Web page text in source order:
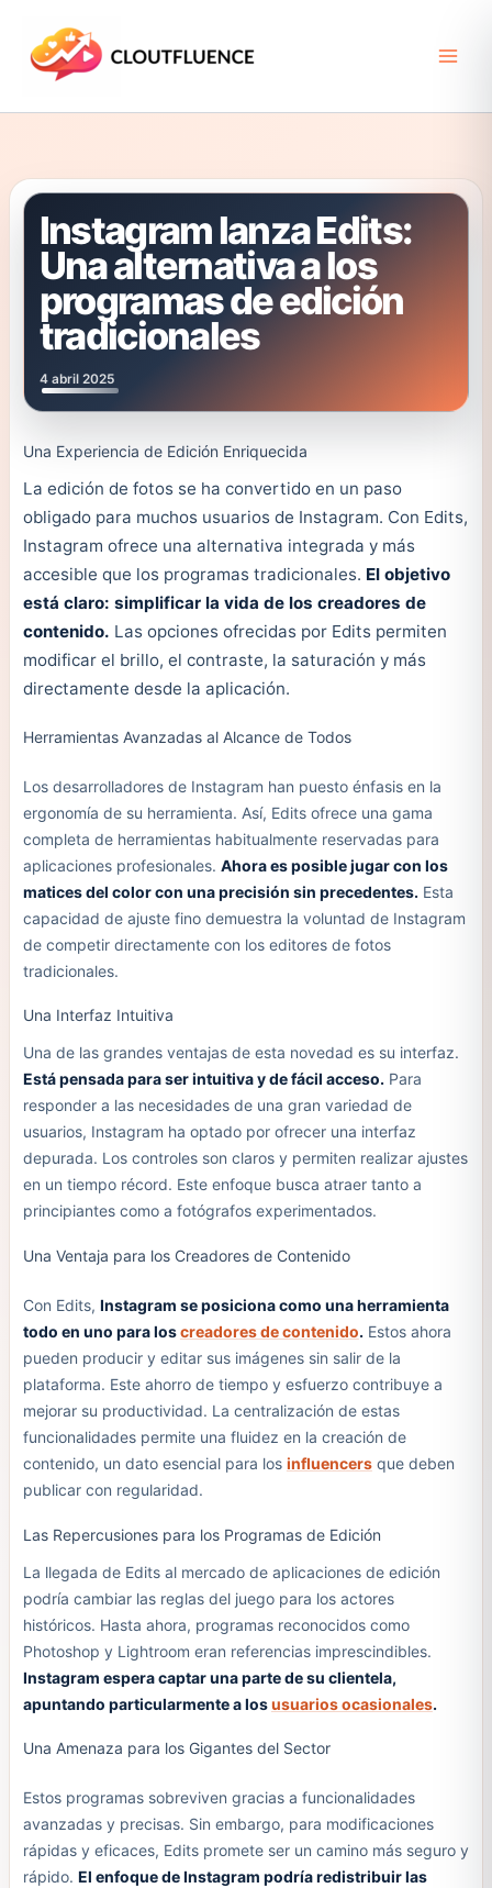
contenido
Instagram lanza Edits:
Una alternativa a los
programas de edición
tradicionales
4 abril 2025
Una Experiencia de Edición Enriquecida
La edición de fotos se ha convertido en un paso
obligado para muchos usuarios de Instagram. Con Edits,
Instagram ofrece una alternativa integrada y más
accesible que los programas tradicionales. El objetivo
está claro: simplificar la vida de los creadores de
contenido. Las opciones ofrecidas por Edits permiten
modificar el brillo, el contraste, la saturación y más
directamente desde la aplicación.
Herramientas Avanzadas al Alcance de Todos
Los desarrolladores de Instagram han puesto énfasis en la
ergonomía de su herramienta. Así, Edits ofrece una gama
completa de herramientas habitualmente reservadas para
aplicaciones profesionales. Ahora es posible jugar con los
matices del color con una precisión sin precedentes. Esta
capacidad de ajuste fino demuestra la voluntad de Instagram
de competir directamente con los editores de fotos
tradicionales.
Una Interfaz Intuitiva
Una de las grandes ventajas de esta novedad es su interfaz.
Está pensada para ser intuitiva y de fácil acceso. Para
responder a las necesidades de una gran variedad de
usuarios, Instagram ha optado por ofrecer una interfaz
depurada. Los controles son claros y permiten realizar ajustes
en un tiempo récord. Este enfoque busca atraer tanto a
principiantes como a fotógrafos experimentados.
Una Ventaja para los Creadores de Contenido
Con Edits, Instagram se posiciona como una herramienta
todo en uno para loscreadores de contenido. Estos ahora
pueden producir y editar sus imágenes sin salir de la
plataforma. Este ahorro de tiempo y esfuerzo contribuye a
mejorar su productividad. La centralización de estas
funcionalidades permite una fluidez en la creación de
contenido, un dato esencial para los influencersque deben
publicar con regularidad.
Las Repercusiones para los Programas de Edición
La llegada de Edits al mercado de aplicaciones de edición
podría cambiar las reglas del juego para los actores
históricos. Hasta ahora, programas reconocidos como
Photoshop y Lightroom eran referencias imprescindibles.
Instagram espera captar una parte de su clientela,
apuntando particularmente a losusuarios ocasionales.
Una Amenaza para los Gigantes del Sector
Estos programas sobreviven gracias a funcionalidades
avanzadas y precisas. Sin embargo, para modificaciones
rápidas y eficaces, Edits promete ser un camino más seguro y
rápido. El enfoque de Instagram podría redistribuir las